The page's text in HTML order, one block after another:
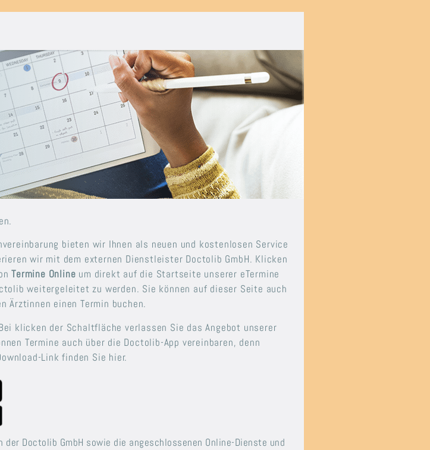
bieten wir Ihnen als neuen und kostenlosen Service
wir mit dem externen Dienstleister Doctolib GmbH. Klicken
Termine Online um direkt auf die Startseite unserer eTermine
weitergeleitet zu werden. Sie können auf dieser Seite auch
Ärztinnen einen Termin buchen.
klicken der Schaltfläche verlassen Sie das Angebot unserer
Termine auch über die Doctolib-App vereinbaren, denn
Link finden Sie hier.
der Doctolib GmbH sowie die angeschlossenen Online-Dienste und